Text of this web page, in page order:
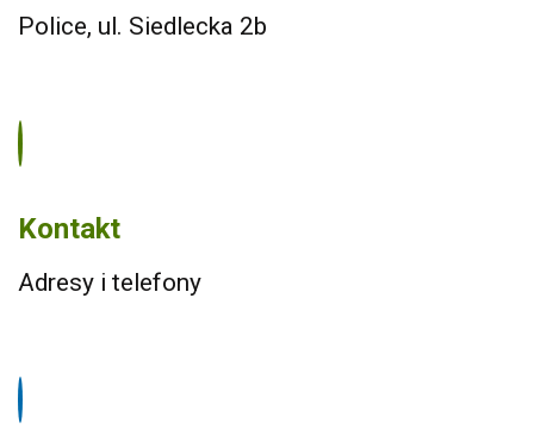
Police, ul. Siedlecka 2b
Kontakt
Adresy i telefony